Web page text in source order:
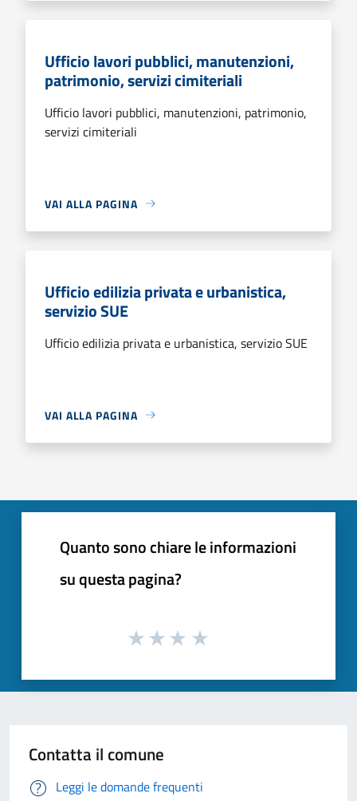
Ufficio lavori pubblici, manutenzioni,
patrimonio, servizi cimiteriali
Ufficio lavori pubblici, manutenzioni, patrimonio,
servizi cimiteriali
VAI ALLA PAGINA
Ufficio edilizia privata e urbanistica,
servizio SUE
Ufficio edilizia privata e urbanistica, servizio SUE
VAI ALLA PAGINA
Quanto sono chiare le informazioni
su questa pagina?
Contatta il comune
Leggi le domande frequenti